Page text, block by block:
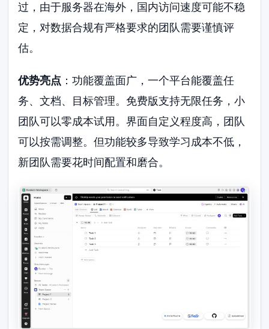
过，由于服务器在海外，国内访问速度可能不稳
定，对数据合规有严格要求的团队需要谨慎评
估。
优势亮点 ：功能覆盖面广，一个平台能覆盖任
务、文档、目标管理。免费版支持无限任务，小
团队可以零成本试用。界面自定义程度高，团队
可以按需调整。但功能较多导致学习成本不低，
新团队需要花时间配置和磨合。